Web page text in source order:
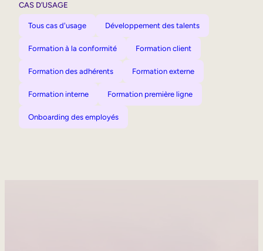
CAS D’USAGE
Tous cas d'usage Développement des talents
Formation à la conformité Formation client
Formation des adhérents Formation externe
Formation interne Formation première ligne
Onboarding des employés